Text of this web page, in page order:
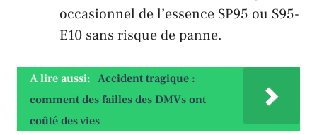
occasionnel de l’essence SP95 ou S95-
E10 sans risque de panne.
A lire aussi: Accident tragique :
comment des failles des DMVs ont
coûté des vies